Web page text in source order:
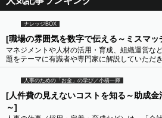
ナレッジBOX
[職場の雰囲気を数字で伝える～ミスマ
マネジメントや人材の活用・育成、組織運営な
題をテーマに有識者や専門家に解説していただき
人事のための「お金」の学び／小橋一輝
[人件費の見えないコストを知る～助成
～]